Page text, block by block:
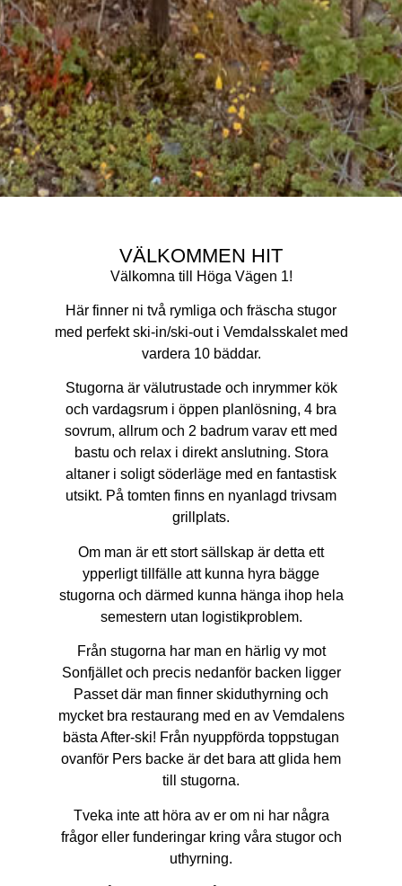
VÄLKOMMEN HIT
Välkomna till Höga Vägen 1!
Här finner ni två rymliga och fräscha stugor
med perfekt ski-in/ski-out i Vemdalsskalet med
vardera 10 bäddar.
Stugorna är välutrustade och inrymmer kök
och vardagsrum i öppen planlösning, 4 bra
sovrum, allrum och 2 badrum varav ett med
bastu och relax i direkt anslutning. Stora
altaner i soligt söderläge med en fantastisk
utsikt. På tomten finns en nyanlagd trivsam
grillplats.
Om man är ett stort sällskap är detta ett
ypperligt tillfälle att kunna hyra bägge
stugorna och därmed kunna hänga ihop hela
semestern utan logistikproblem.
Från stugorna har man en härlig vy mot
Sonfjället och precis nedanför backen ligger
Passet där man finner skiduthyrning och
mycket bra restaurang med en av Vemdalens
bästa After-ski! Från nyuppförda toppstugan
ovanför Pers backe är det bara att glida hem
till stugorna.
Tveka inte att höra av er om ni har några
frågor eller funderingar kring våra stugor och
uthyrning.